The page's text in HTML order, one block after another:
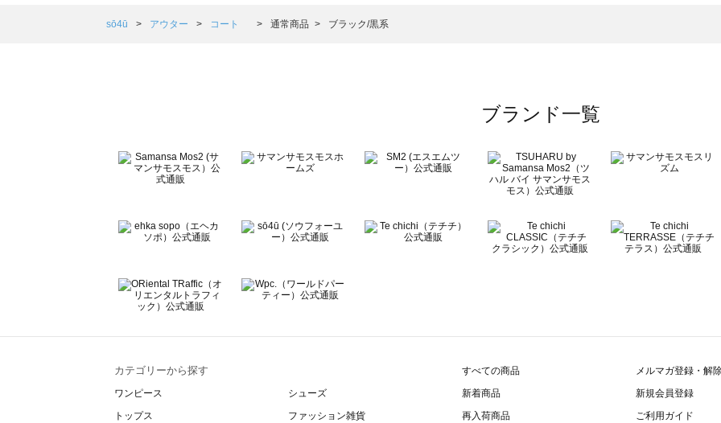
Samansa Mos2 Lagom（サマンサモスモス ラーゴム）のコート 一覧
BETTY'S BLUE（べティーズブルー）のコート 一覧
Wpc.（ワールドパーティー）のコート 一覧
sō4ū アウター コート 通常商品 ブラック/黒系
ブランド一覧
カテゴリーから探す
ワンピース
トップス
シューズ
ファッション雑貨
すべての商品
新着商品
再入荷商品
メルマガ登録・解
新規会員登録
ご利用ガイド